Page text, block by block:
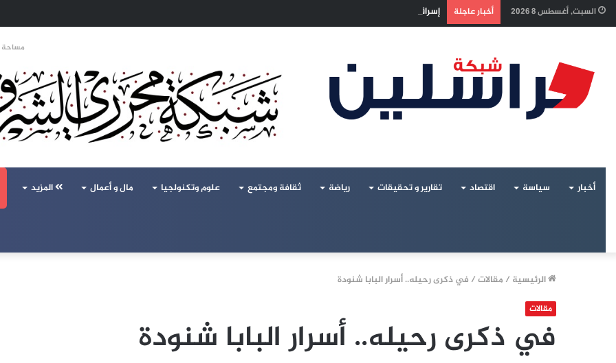
السبت, أغسطس 8 2026 أخبار عاجلة إسرائيل تراقب «اتفاق مكة» بقلق.. تحالف تركيا والسعودية وباكستان يفتح أسئلة جديدة حول ميزان القوى الإقليمي
مساحة
أخبار سياسة اقتصاد تقارير و تحقيقات رياضة ثقافة ومجتمع علوم وتكنولجيا مال و أعمال المزيد
الرئيسية / مقالات/ في ذكرى رحيله.. أسرار البابا شنودة
مقالات
في ذكرى رحيله.. أسرار البابا شنودة